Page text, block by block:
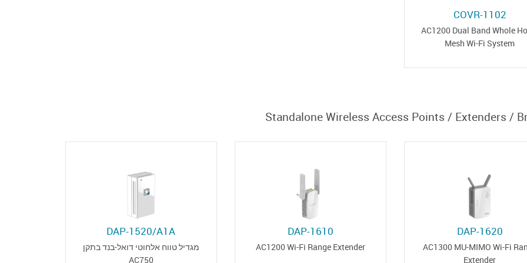
COVR-1102
AC1200 Dual Band Whole
Mesh Wi-Fi System
Standalone Wireless Access Points / Extenders /
DAP-1620
AC1300 MU-MIMO Wi-Fi
Extender
DAP-1610
AC1200 Wi-Fi Range Extender
DAP-1520/A1A
מגדיל טווח אלחוטי דואל-בנד בתקן
AC750